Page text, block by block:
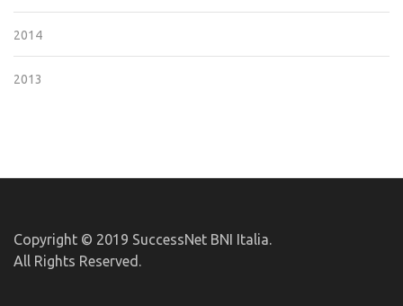
2014
2013
Copyright © 2019 SuccessNet BNI Italia.
All Rights Reserved.